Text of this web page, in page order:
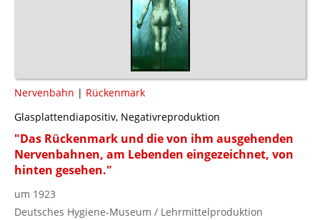
Nervenbahn | Rückenmark
Glasplattendiapositiv, Negativreproduktion
"Das Rückenmark und die von ihm ausgehenden
Nervenbahnen, am Lebenden eingezeichnet, von
hinten gesehen."
um 1923
Deutsches Hygiene-Museum / Lehrmittelproduktion